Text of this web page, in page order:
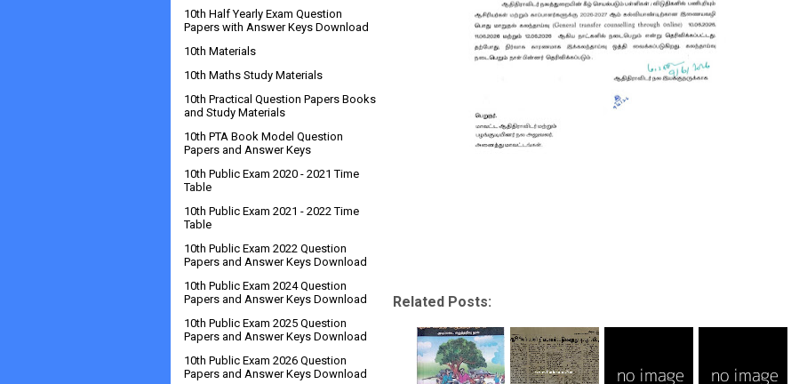
Related Posts:
10th Half Yearly Exam Question
Papers with Answer Keys Download
10th Materials
10th Maths Study Materials
10th Practical Question Papers Books
and Study Materials
10th PTA Book Model Question
Papers and Answer Keys
10th Public Exam 2020 - 2021 Time
Table
10th Public Exam 2021 - 2022 Time
Table
10th Public Exam 2022 Question
Papers and Answer Keys Download
10th Public Exam 2024 Question
Papers and Answer Keys Download
10th Public Exam 2025 Question
Papers and Answer Keys Download
10th Public Exam 2026 Question
Papers and Answer Keys Download